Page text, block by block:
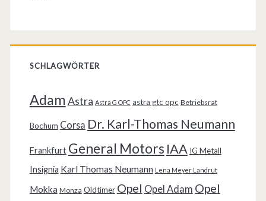
SCHLAGWÖRTER
AdamAstra Astra G OPC astra gtc opc Betriebsrat
Bochum Corsa Dr. Karl-Thomas Neumann
Frankfurt General Motors IAA IG Metall
Insignia Karl Thomas Neumann Lena Meyer Landrut
Mokka Monza Oldtimer Opel Opel Adam Opel